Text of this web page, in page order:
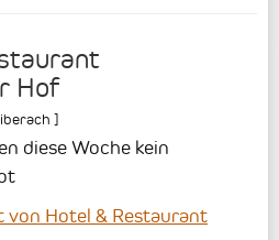
Hof
]
diese Woche kein
von Hotel & Restaurant